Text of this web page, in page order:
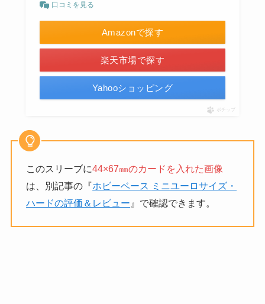
口コミを見る
Amazonで探す
楽天市場で探す
Yahooショッピング
ポチップ
このスリーブに44×67㎜のカードを入れた画像
は、別記事の『ホビーベース ミニユーロサイズ・
ハードの評価＆レビュー 』で確認できます。